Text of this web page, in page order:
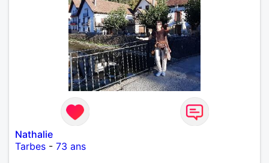
Nathalie
Tarbes - 73 ans